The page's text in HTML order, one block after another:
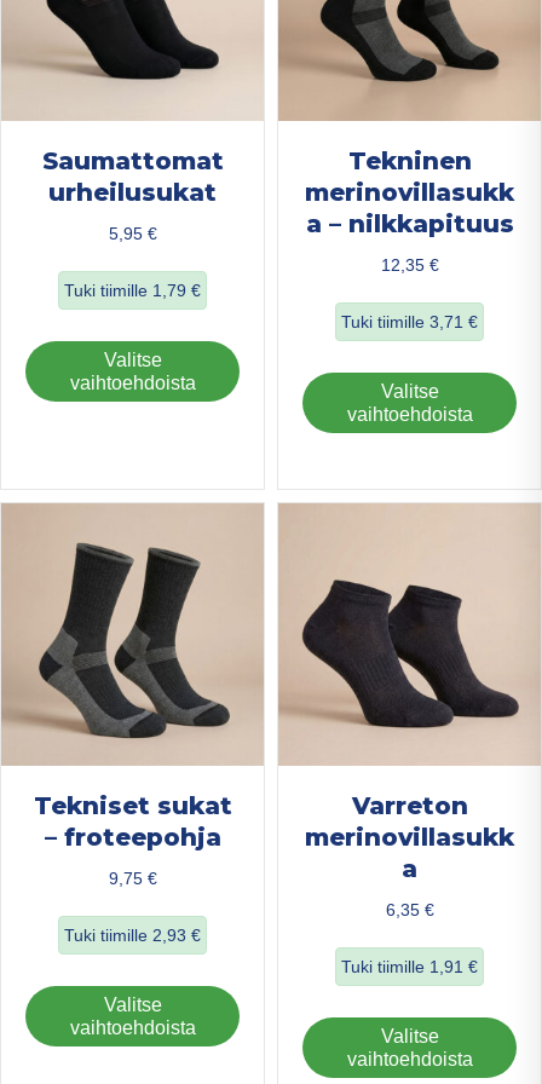
Saumattomat
urheilusukat
5,95 €
Tuki tiimille 1,79 €
about Saumattomat urheilusukat
Valitse
vaihtoehdoista
tuotteella
Voit
Tekninen
merinovillasukk
a – nilkkapituus
12,35 €
Tuki tiimille 3,71 €
about Tekninen
Valitse
vaihtoehdoista
Tekniset sukat
– froteepohja
9,75 €
Tuki tiimille 2,93 €
about Tekniset sukat – froteepohja
Valitse
vaihtoehdoista
tuotteella
Varreton
merinovillasukk
a
6,35 €
Tuki tiimille 1,91 €
about Varreton
Valitse
vaihtoehdoista